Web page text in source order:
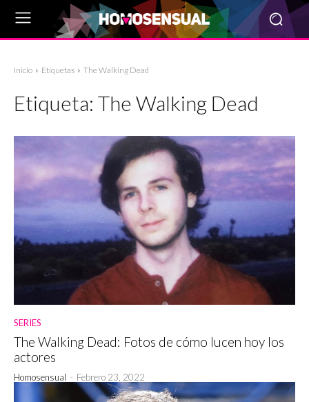
Inicio Etiquetas The Walking Dead
Etiqueta: The Walking Dead
SERIES
The Walking Dead: Fotos de cómo lucen hoy los
actores
Homosensual - Febrero 23, 2022